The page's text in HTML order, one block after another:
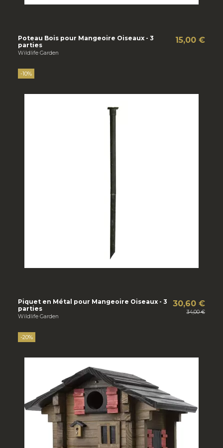
Poteau Bois pour Mangeoire Oiseaux - 3
parties
Wildlife Garden
15,00 €
-10%
Piquet en Métal pour Mangeoire Oiseaux - 3
parties
Wildlife Garden
30,60 €
34,00 €
-20%